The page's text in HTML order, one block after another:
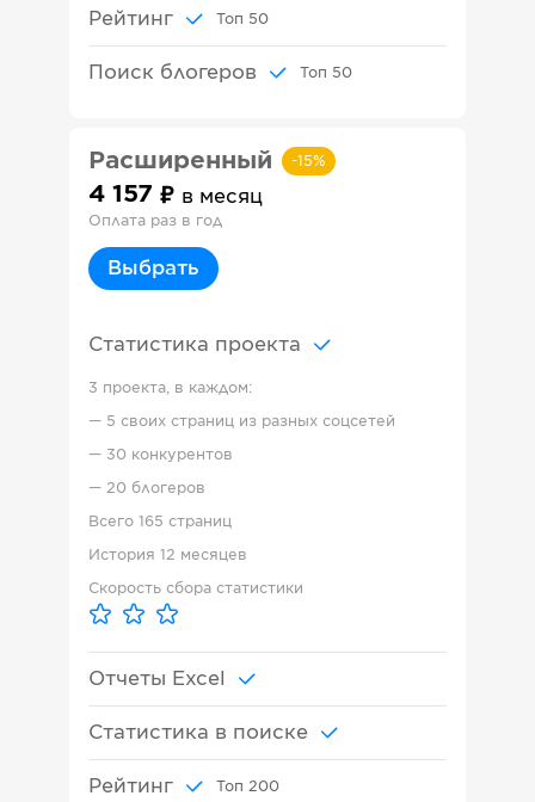
Рейтинг Топ 50
Поиск блогеров Топ 50
Расширенный -15%
4 157 в месяц
Оплата раз в год
Выбрать
Статистика проекта
3 проекта, в каждом:
— 5 своих страниц из разных соцсетей
— 30 конкурентов
— 20 блогеров
Всего 165 страниц
История 12 месяцев
Скорость сбора статистики
Отчеты Excel
Статистика в поиске
Рейтинг Топ 200